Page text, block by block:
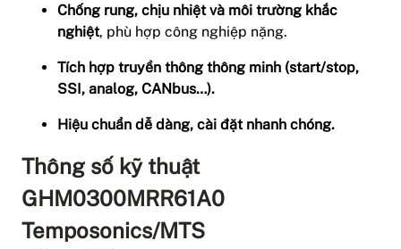
Chống rung, chịu nhiệt và môi trường khắc
nghiệt, phù hợp công nghiệp nặng.
Tích hợp truyền thông thông minh (start/stop,
SSI, analog, CANbus…).
Hiệu chuẩn dễ dàng, cài đặt nhanh chóng.
Thông số kỹ thuật
GHM0300MRR61A0
Temposonics/MTS